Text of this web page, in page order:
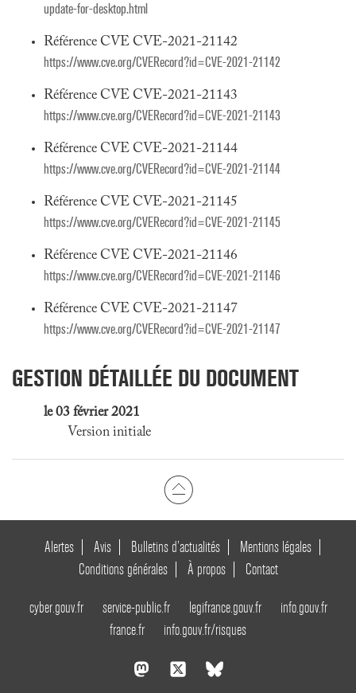
update-for-desktop.html
Référence CVE CVE-2021-21142
https://www.cve.org/CVERecord?id=CVE-2021-21142
Référence CVE CVE-2021-21143
https://www.cve.org/CVERecord?id=CVE-2021-21143
Référence CVE CVE-2021-21144
https://www.cve.org/CVERecord?id=CVE-2021-21144
Référence CVE CVE-2021-21145
https://www.cve.org/CVERecord?id=CVE-2021-21145
Référence CVE CVE-2021-21146
https://www.cve.org/CVERecord?id=CVE-2021-21146
Référence CVE CVE-2021-21147
https://www.cve.org/CVERecord?id=CVE-2021-21147
GESTION DÉTAILLÉE DU DOCUMENT
le 03 février 2021
Version initiale
Alertes Avis Bulletins d’actualités
Mentions légales
Conditions générales
À propos Contact
cyber.gouv.fr service-public.fr legifrance.gouv.fr
info.gouv.fr
france.fr
info.gouv.fr/risques